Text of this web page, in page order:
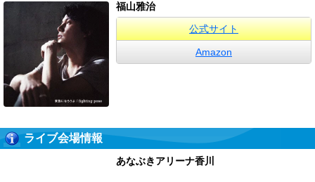
福山雅治
公式サイト
Amazon
ライブ会場情報
あなぶきアリーナ香川